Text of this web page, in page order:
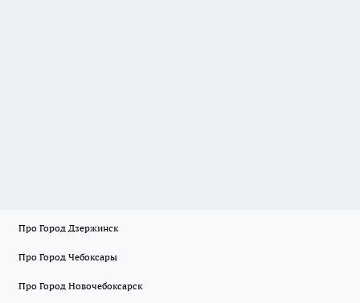
Про Город Дзержинск
Про Город Чебоксары
Про Город Новочебоксарск